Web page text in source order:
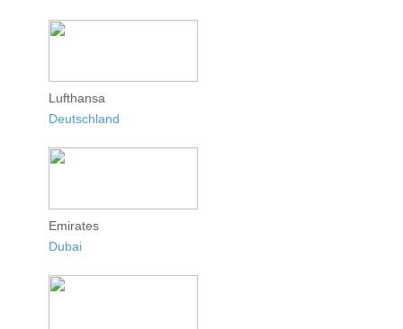
Lufthansa
Deutschland
Emirates
Dubai